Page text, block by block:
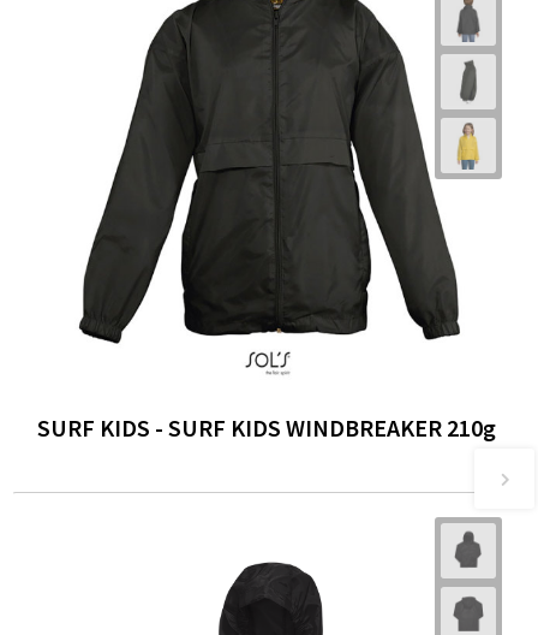
SURF KIDS - SURF KIDS WINDBREAKER 210g